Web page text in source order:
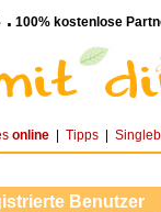
. 100% kostenlose
online Tipps
Benutzer